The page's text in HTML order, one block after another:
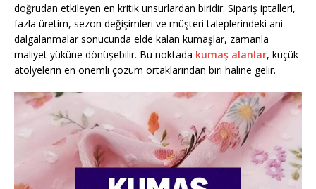
doğrudan etkileyen en kritik unsurlardan biridir. Sipariş iptalleri,
fazla üretim, sezon değişimleri ve müşteri taleplerindeki ani
dalgalanmalar sonucunda elde kalan kumaşlar, zamanla
maliyet yüküne dönüşebilir. Bu noktada kumaş alanlar, küçük
atölyelerin en önemli çözüm ortaklarından biri haline gelir.